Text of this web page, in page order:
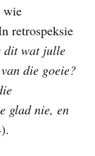
wie
retrospeksie
dit wat julle
die goeie?
glad nie, en